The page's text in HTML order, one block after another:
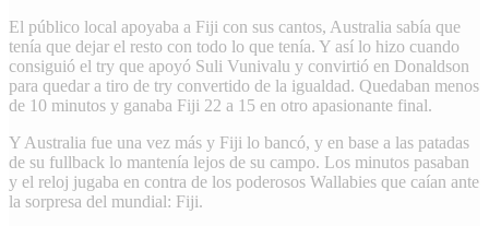
El público local apoyaba a Fiji con sus cantos, Australia sabía que
tenía que dejar el resto con todo lo que tenía. Y así lo hizo cuando
consiguió el try que apoyó Suli Vunivalu y convirtió en Donaldson
para quedar a tiro de try convertido de la igualdad. Quedaban menos
de 10 minutos y ganaba Fiji 22 a 15 en otro apasionante final.
Y Australia fue una vez más y Fiji lo bancó, y en base a las patadas
de su fullback lo mantenía lejos de su campo. Los minutos pasaban
y el reloj jugaba en contra de los poderosos Wallabies que caían ante
la sorpresa del mundial: Fiji.